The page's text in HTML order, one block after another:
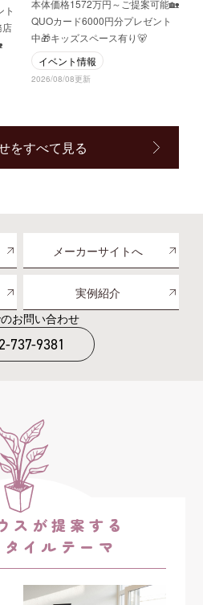
ト
店
本体価格1572万円～ご提案可能🏡
QUOカード6000円分プレゼント
中🎁キッズスペース有り🐻
イベント情報
2026/08/08更新
をすべて見る
メーカーサイトへ
実例紹介
お問い合わせ
737-9381
スが提案する
イルテーマ